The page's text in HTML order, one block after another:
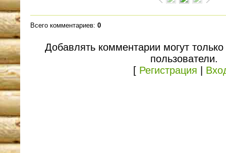
Всего комментариев: 0
Добавлять комментарии могут
пользователи.
[ Регистрация